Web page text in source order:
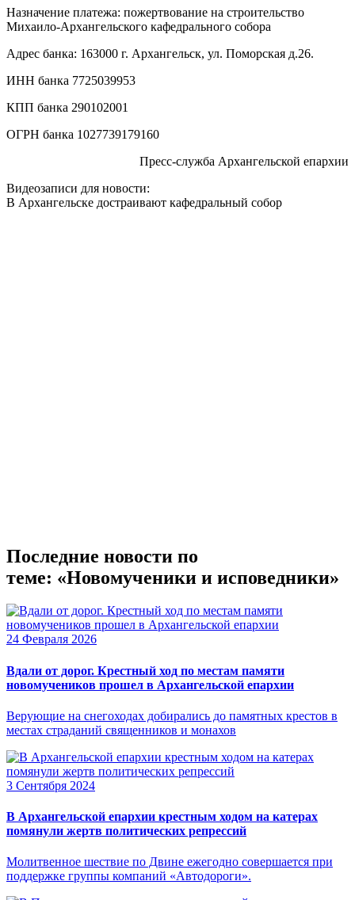
Назначение платежа: пожертвование на строительство
Михаило-Архангельского кафедрального собора
Адрес банка: 163000 г. Архангельск, ул. Поморская д.26.
ИНН банка 7725039953
КПП банка 290102001
ОГРН банка 1027739179160
Пресс-служба Архангельской епархии
Видеозаписи для новости:
В Архангельске достраивают кафедральный собор
Последние новости по
теме: «Новомученики и исповедники»
24 Февраля 2026
Вдали от дорог. Крестный ход по местам памяти
новомучеников прошел в Архангельской епархии
Верующие на снегоходах добирались до памятных крестов в
местах страданий священников и монахов
3 Сентября 2024
В Архангельской епархии крестным ходом на катерах
помянули жертв политических репрессий
Молитвенное шествие по Двине ежегодно совершается при
поддержке группы компаний «Автодороги».